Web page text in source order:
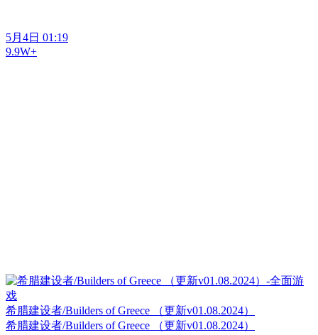
5月4日 01:19
9.9W+
希腊建设者/Builders of Greece （更新v01.08.2024）
希腊建设者/Builders of Greece （更新v01.08.2024）